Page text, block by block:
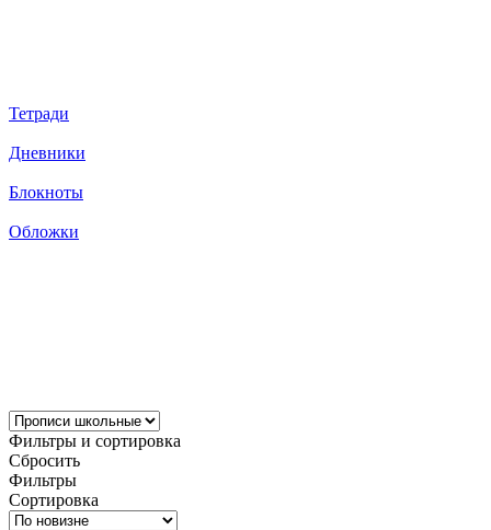
Тетради
Дневники
Блокноты
Обложки
Фильтры и сортировка
Сбросить
Фильтры
Сортировка